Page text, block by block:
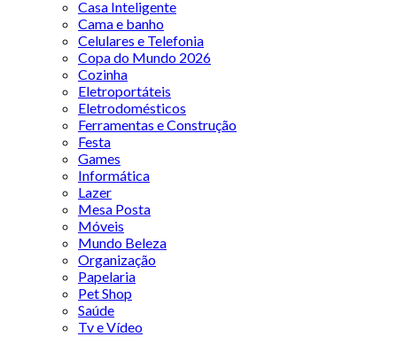
Casa Inteligente
Cama e banho
Celulares e Telefonia
Copa do Mundo 2026
Cozinha
Eletroportáteis
Eletrodomésticos
Ferramentas e Construção
Festa
Games
Informática
Lazer
Mesa Posta
Móveis
Mundo Beleza
Organização
Papelaria
Pet Shop
Saúde
Tv e Vídeo